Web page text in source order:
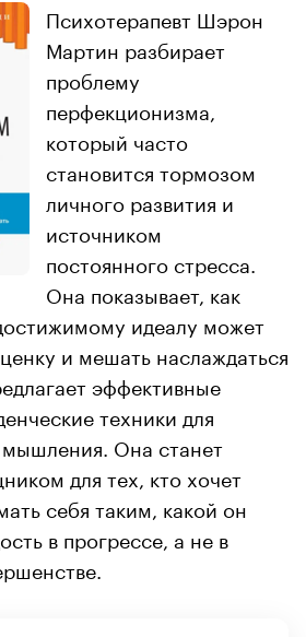
Психотерапевт Шэрон
Мартин разбирает
проблему
перфекционизма,
который часто
становится тормозом
личного развития и
источником
постоянного стресса.
Она показывает, как
идеалу может
и мешать наслаждаться
эффективные
техники для
Она станет
для тех, кто хочет
себя таким, какой он
в прогрессе, а не в